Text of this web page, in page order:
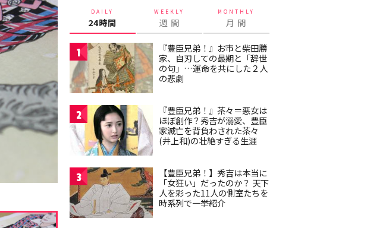
DAILY
24時間
WEEKLY
週 間
MONTHLY
月 間
1
『豊臣兄弟！』お市と柴田勝
家、自刃しての最期と「辞世
の句」…運命を共にした２人
の悲劇
2
『豊臣兄弟！』茶々＝悪女は
ほぼ創作？秀吉が溺愛、豊臣
家滅亡を背負わされた茶々
(井上和)の壮絶すぎる生涯
3
【豊臣兄弟！】秀吉は本当に
「女狂い」だったのか？ 天下
人を彩った11人の側室たちを
時系列で一挙紹介